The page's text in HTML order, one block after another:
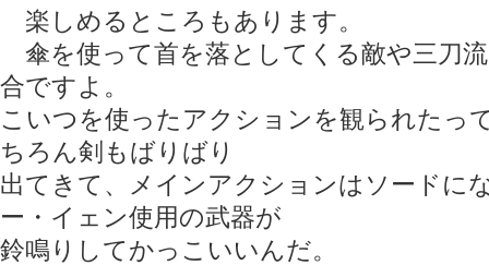
楽しめるところもあります。
傘を使って首を落としてくる敵や三刀
合ですよ。
こいつを使ったアクションを観られたっ
ちろん剣もばりばり
出てきて、メインアクションはソードに
ー・イェン使用の武器が
鈴鳴りしてかっこいいんだ。